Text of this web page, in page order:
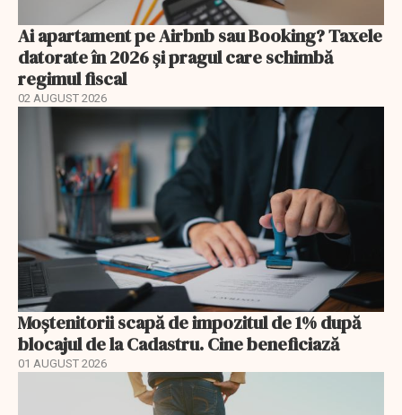
Ai apartament pe Airbnb sau Booking? Taxele
datorate în 2026 și pragul care schimbă
regimul fiscal
02 AUGUST 2026
Moștenitorii scapă de impozitul de 1% după
blocajul de la Cadastru. Cine beneficiază
01 AUGUST 2026